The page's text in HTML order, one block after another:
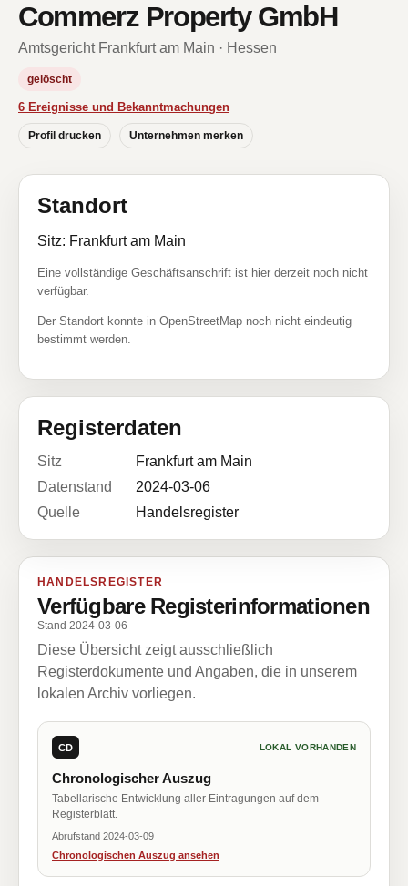
Commerz Property GmbH
Amtsgericht Frankfurt am Main · Hessen
gelöscht
6 Ereignisse und Bekanntmachungen
Profil drucken Unternehmen merken
Standort
Sitz: Frankfurt am Main
Eine vollständige Geschäftsanschrift ist hier derzeit noch nicht
verfügbar.
Der Standort konnte in OpenStreetMap noch nicht eindeutig
bestimmt werden.
Registerdaten
Sitz
Frankfurt am Main
Datenstand
2024-03-06
Quelle
Handelsregister
HANDELSREGISTER
Verfügbare Registerinformationen
Stand 2024-03-06
Diese Übersicht zeigt ausschließlich
Registerdokumente und Angaben, die in unserem
lokalen Archiv vorliegen.
CD LOKAL VORHANDEN
Chronologischer Auszug
Tabellarische Entwicklung aller Eintragungen auf dem
Registerblatt.
Abrufstand 2024-03-09
Chronologischen Auszug ansehen